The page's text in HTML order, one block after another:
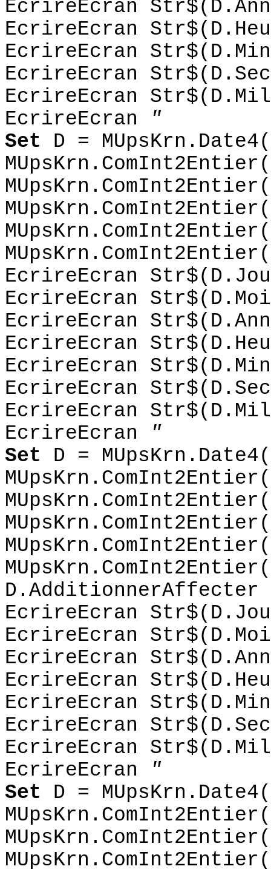
EcrireEcran
EcrireEcran
EcrireEcran
EcrireEcran
EcrireEcran
EcrireEcran
"
Set D =
EcrireEcran
EcrireEcran
EcrireEcran
EcrireEcran
EcrireEcran
EcrireEcran
EcrireEcran
EcrireEcran
"
Set D =
D.AdditionnerAffecter
EcrireEcran
EcrireEcran
EcrireEcran
EcrireEcran
EcrireEcran
EcrireEcran
EcrireEcran
EcrireEcran
"
Set D =